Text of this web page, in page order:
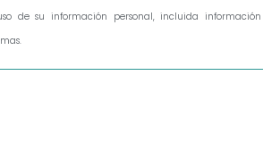
de su información personal, incluida información